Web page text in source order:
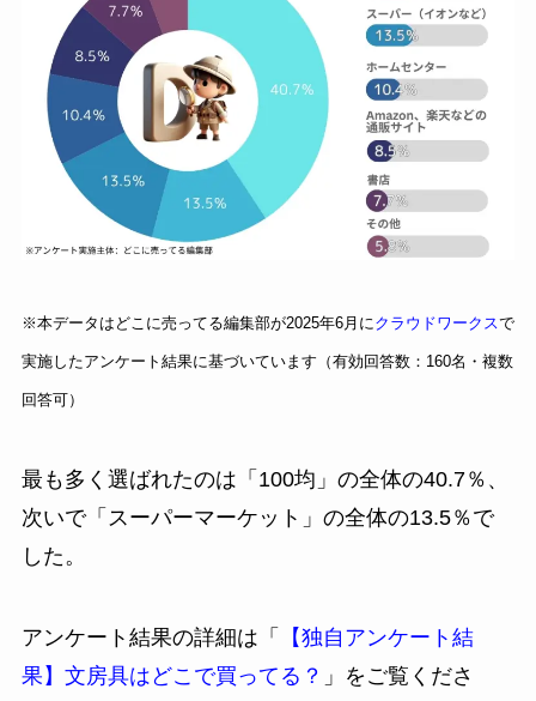
※本データはどこに売ってる編集部が2025年6月にクラウドワークスで
実施したアンケート結果に基づいています（有効回答数：160名・複数
回答可）
最も多く選ばれたのは「100均」の全体の40.7％、
次いで「スーパーマーケット」の全体の13.5％で
した。
アンケート結果の詳細は「
【独自アンケート結
果】文房具はどこで買ってる？ 」をご覧くださ